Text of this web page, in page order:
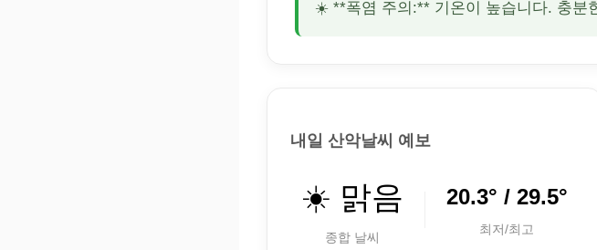
☀️ **폭염 주의:** 기온이 높습니다. 충분
내일 산악날씨 예보
☀️ 맑음
종합 날씨
20.3° / 29.5°
최저/최고